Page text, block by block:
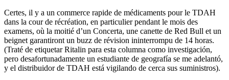
Certes, il y a un commerce rapide de médicaments pour le TDAH
dans la cour de récréation, en particulier pendant le mois des
examens, où la moitié d’un Concerta, une canette de Red Bull et un
beignet garantiront un buzz de révision ininterrompu de 14 horas.
(Traté de etiquetar Ritalin para esta columna como investigación,
pero desafortunadamente un estudiante de geografía se me adelantó,
y el distribuidor de TDAH está vigilando de cerca sus suministros).